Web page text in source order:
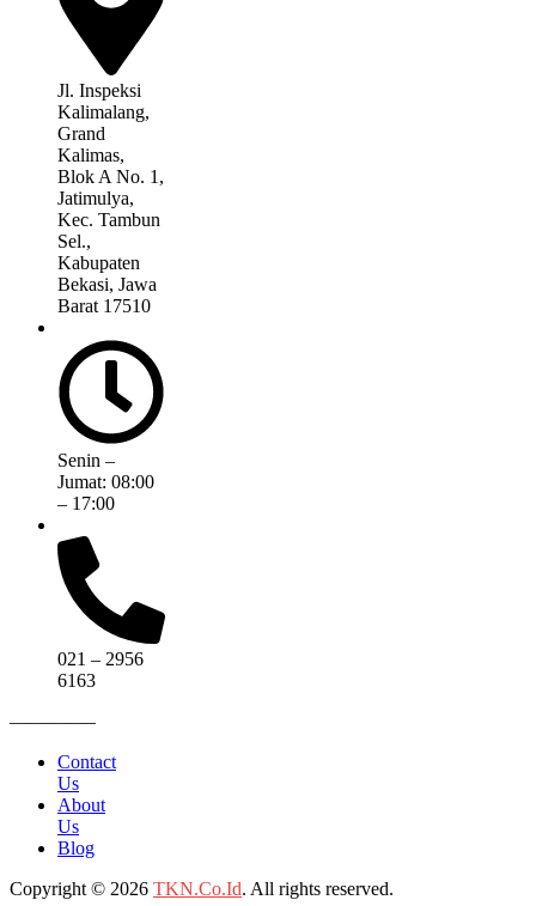
Jl. Inspeksi
Kalimalang,
Grand
Kalimas,
Blok A No. 1,
Jatimulya,
Kec. Tambun
Sel.,
Kabupaten
Bekasi, Jawa
Barat 17510
Senin –
Jumat: 08:00
– 17:00
021 – 2956
6163
————–
Contact
Us
About
Us
Blog
Copyright © 2026 TKN.Co.Id. All rights reserved.